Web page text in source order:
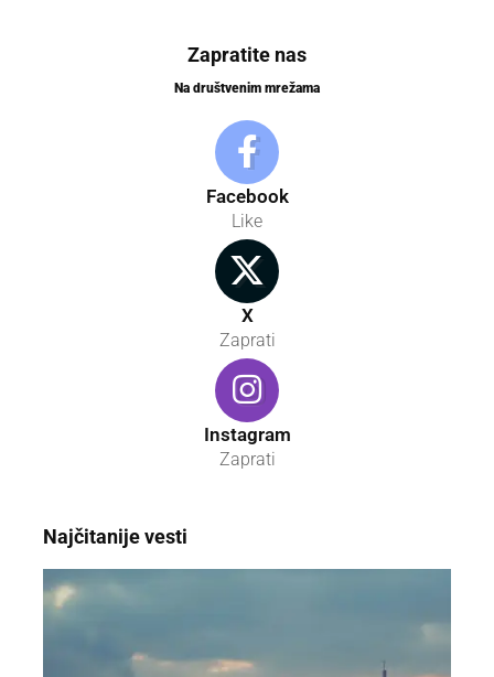
Zapratite nas
Na društvenim mrežama
Facebook
Like
X
Zaprati
Instagram
Zaprati
Najčitanije vesti